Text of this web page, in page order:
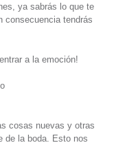
ya sabrás lo que te
consecuencia tendrás
a la emoción!
cosas nuevas y otras
de la boda. Esto nos